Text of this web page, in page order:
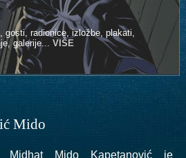
gosti, radionice, izložbe, plakati,
galerije... VIŠE
Mido
Midhat Mido Kapetanović je